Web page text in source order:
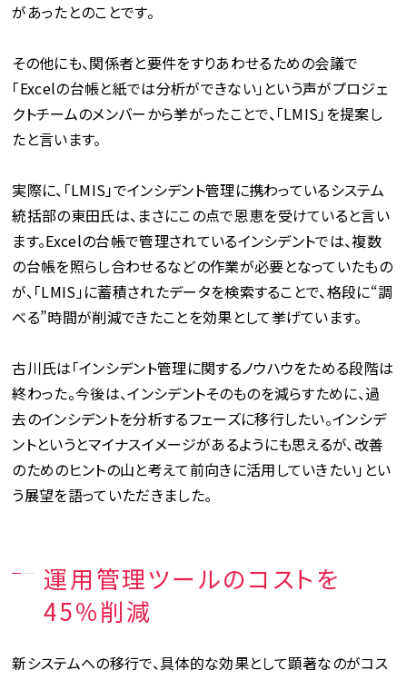
があったとのことです。
その他にも、関係者と要件をすりあわせるための会議で
「Excelの台帳と紙では分析ができない」という声がプロジェ
クトチームのメンバーから挙がったことで、「LMIS」を提案し
たと言います。
実際に、「LMIS」でインシデント管理に携わっているシステム
統括部の東田氏は、まさにこの点で恩恵を受けていると言い
ます。Excelの台帳で管理されているインシデントでは、複数
の台帳を照らし合わせるなどの作業が必要となっていたもの
が、「LMIS」に蓄積されたデータを検索することで、格段に“調
べる”時間が削減できたことを効果として挙げています。
古川氏は「インシデント管理に関するノウハウをためる段階は
終わった。今後は、インシデントそのものを減らすために、過
去のインシデントを分析するフェーズに移行したい。インシデ
ントというとマイナスイメージがあるようにも思えるが、改善
のためのヒントの山と考えて前向きに活用していきたい」とい
う展望を語っていただきました。
運用管理ツールのコストを
45％削減
新システムへの移行で、具体的な効果として顕著なのがコス